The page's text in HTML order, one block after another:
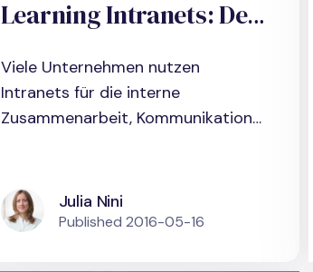
Learning Intranets: Der
organisationalem
Lernen und gesteigerter
Viele Unternehmen nutzen
Intranets für die interne
Zusammenarbeit, Kommunikation
Julia Nini
Published 2016-05-16